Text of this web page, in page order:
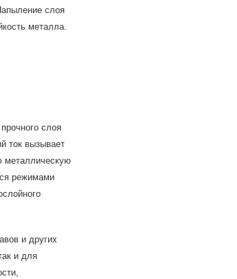
слоя
металла.
слоя
ток вызывает
металлическую
режимами
и других
и для